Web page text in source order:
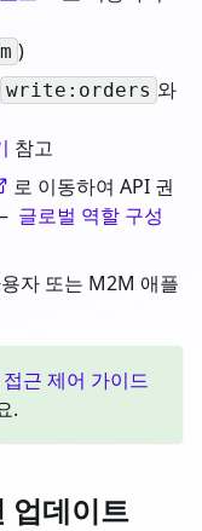
)
write:orders 와
참고
로 이동하여 API 권
글로벌 역할 구성
자 또는 M2M 애플
근 제어 가이드
.
업데이트